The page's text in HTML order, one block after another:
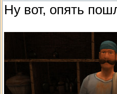
Ну вот, опять